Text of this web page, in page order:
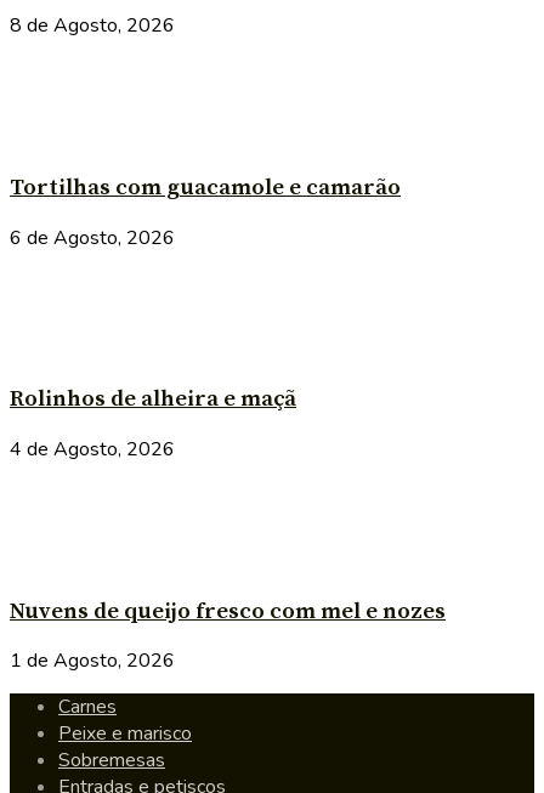
8 de Agosto, 2026
Tortilhas com guacamole e camarão
6 de Agosto, 2026
Rolinhos de alheira e maçã
4 de Agosto, 2026
Nuvens de queijo fresco com mel e nozes
1 de Agosto, 2026
Carnes
Peixe e marisco
Sobremesas
Entradas e petiscos